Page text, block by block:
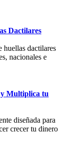
Dactilares
huellas dactilares
nacionales e
Multiplica tu
diseñada para
crecer tu dinero